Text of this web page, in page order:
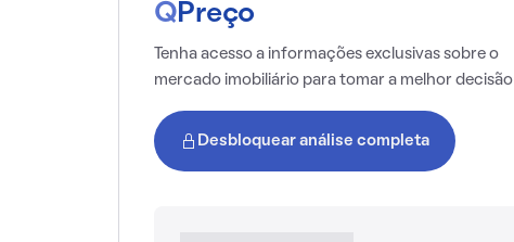
Q Preço
Tenha acesso a informações exclusivas sobre o
mercado imobiliário para tomar a melhor decisão
Desbloquear análise completa